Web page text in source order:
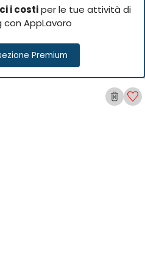
i costiper le tue attività di
con AppLavoro
Premium